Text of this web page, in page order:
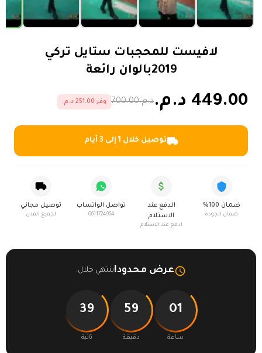
لافيست للمحجبات ستايل تركي
2019بالوان رائعة
449.00 د.م. د.م.700.00 وفر 251.00 د.م.
توصيل خلال 1 إلى 3 أيام
ضمان 100%
ضمان الجودة
الدفع عند
الاستلام
ادفع عند الاستلام
تواصل الواتساب
0611724964
توصيل مجاني
لجميع المدن
عرض محدود!ينتهي خلال:
01
ساعة
59
دقيقة
39
ثانية